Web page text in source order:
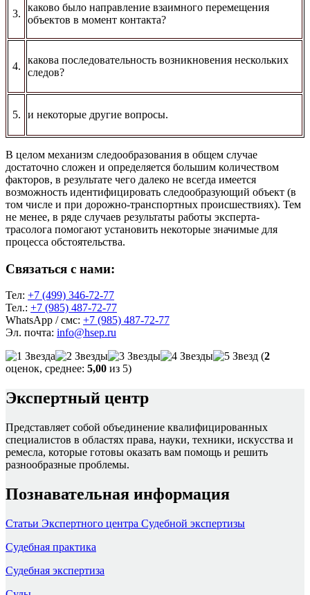
3.
каково было направление взаимного перемещения
объектов в момент контакта?
4.
какова последовательность возникновения нескольких
следов?
5. и некоторые другие вопросы.
В целом механизм следообразования в общем случае
достаточно сложен и определяется большим количеством
факторов, в результате чего далеко не всегда имеется
возможность идентифицировать следообразующий объект (в
том числе и при дорожно-транспортных происшествиях). Тем
не менее, в ряде случаев результаты работы эксперта-
трасолога помогают установить некоторые значимые для
процесса обстоятельства.
Связаться с нами:
Тел: +7 (499) 346-72-77
Тел.: +7 (985) 487-72-77
WhatsApp / смс: +7 (985) 487-72-77
Эл. почта: info@hsep.ru
(2
оценок, среднее: 5,00 из 5)
Экспертный центр
Представляет собой объединение квалифицированных
специалистов в областях права, науки, техники, искусства и
ремесла, которые готовы оказать вам помощь и решить
разнообразные проблемы.
Познавательная информация
Статьи Экспертного центра Судебной экспертизы
Судебная практика
Судебная экспертиза